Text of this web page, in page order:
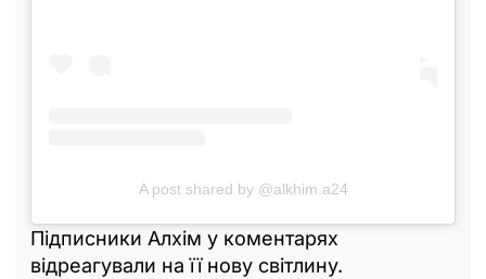
A post shared by @alkhim.a24
Підписники Алхім у коментарях
відреагували на її нову світлину.